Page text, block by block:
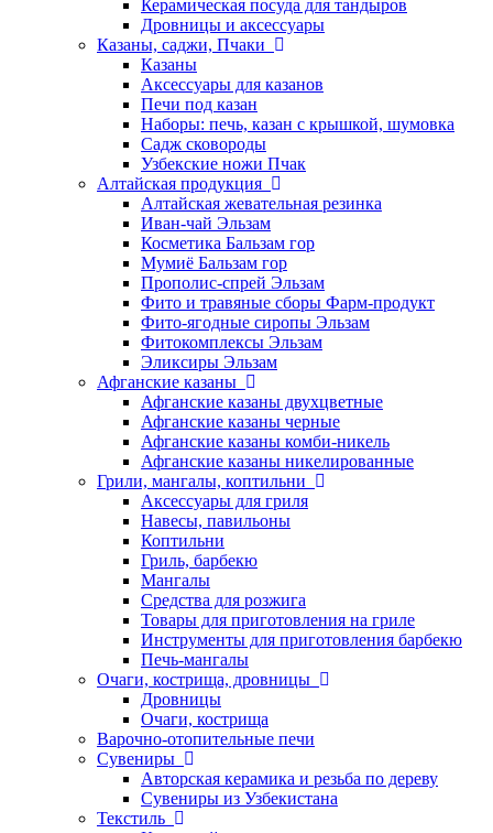
Керамическая посуда для тандыров
Дровницы и аксессуары
Казаны, саджи, Пчаки
Казаны
Аксессуары для казанов
Печи под казан
Наборы: печь, казан с крышкой, шумовка
Садж сковороды
Узбекские ножи Пчак
Алтайская продукция
Алтайская жевательная резинка
Иван-чай Эльзам
Косметика Бальзам гор
Мумиё Бальзам гор
Прополис-спрей Эльзам
Фито и травяные сборы Фарм-продукт
Фито-ягодные сиропы Эльзам
Фитокомплексы Эльзам
Эликсиры Эльзам
Афганские казаны
Афганские казаны двухцветные
Афганские казаны черные
Афганские казаны комби-никель
Афганские казаны никелированные
Грили, мангалы, коптильни
Аксессуары для гриля
Навесы, павильоны
Коптильни
Гриль, барбекю
Мангалы
Средства для розжига
Товары для приготовления на гриле
Инструменты для приготовления барбекю
Печь-мангалы
Очаги, кострища, дровницы
Дровницы
Очаги, кострища
Варочно-отопительные печи
Сувениры
Авторская керамика и резьба по дереву
Сувениры из Узбекистана
Текстиль